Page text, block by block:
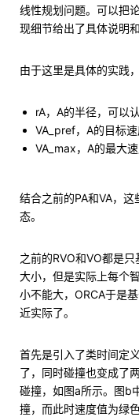
线性规划问题。可以把
现细节给出了具体说明和
由于这里是具体的实践
rA，A的半径，可以
VA_pref，A的目标
VA_max，A的最大
结合之前的PA和VA，
态。
之前的RVO和VO都是
大小，但是实际上每个
小不能大，ORCA于是
近实际了。
首先是引入了类时间定
了，同时碰撞也变成了
碰撞，如图a所示。图b
撞，而此时速度值为绿